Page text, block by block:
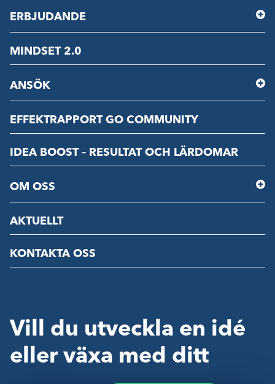
ERBJUDANDE
MINDSET 2.0
ANSÖK
EFFEKTRAPPORT GO COMMUNITY
IDEA BOOST – RESULTAT OCH LÄRDOMAR
OM OSS
AKTUELLT
KONTAKTA OSS
Vill du utveckla en idé
eller växa med ditt